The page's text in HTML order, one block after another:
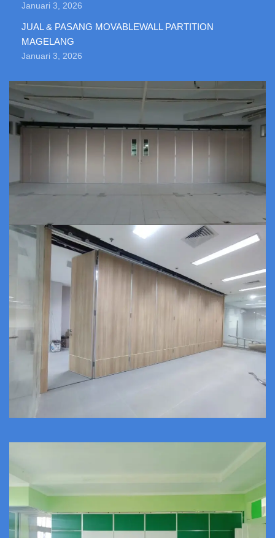
Januari 3, 2026
JUAL & PASANG MOVABLEWALL PARTITION
MAGELANG
Januari 3, 2026